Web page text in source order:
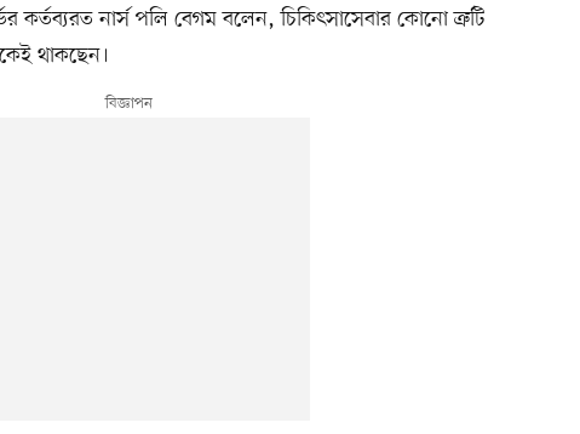
কর্তব্যরত নার্স পলি বেগম বলেন, চিকিৎসাসেবার কোনো ত্রুটি
থাকছেন।